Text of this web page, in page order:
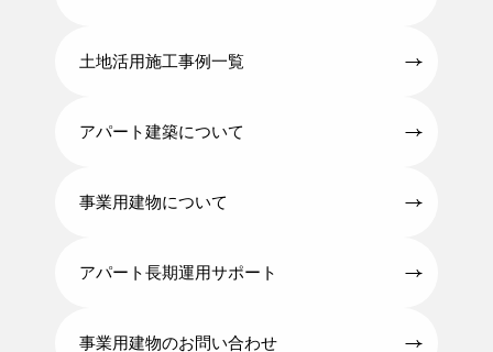
土地活用施工事例一覧
アパート建築について
事業用建物について
アパート長期運用サポート
事業用建物のお問い合わせ